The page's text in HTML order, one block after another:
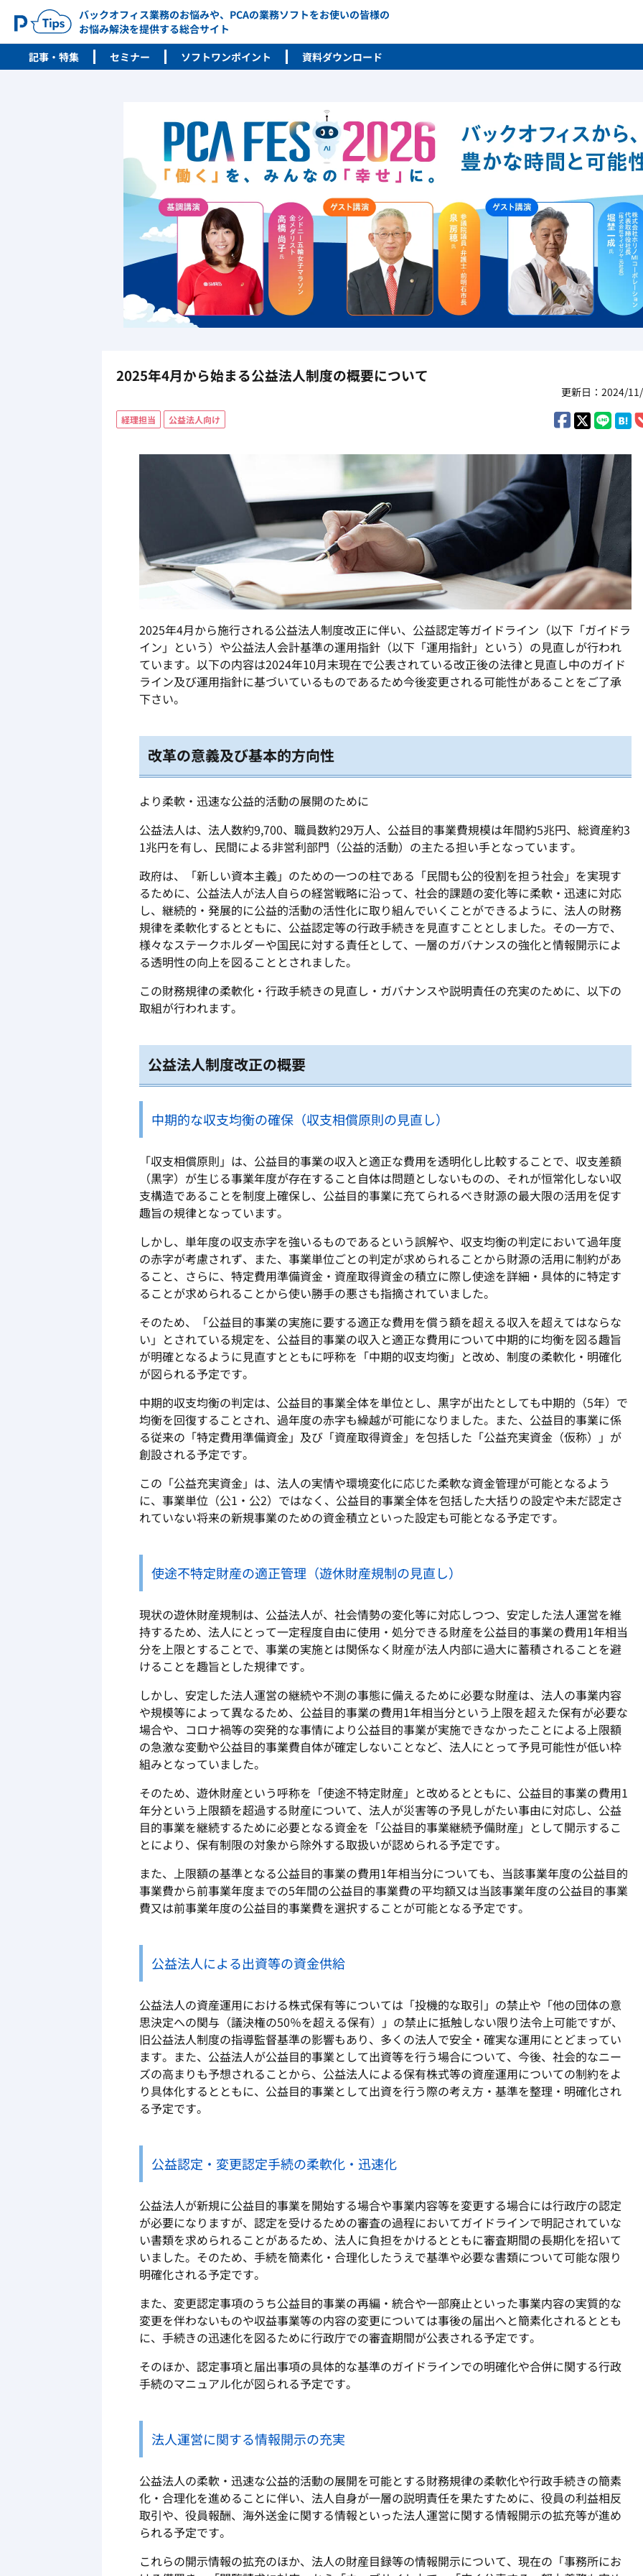
バックオフィス業務のお悩みや、PCAの業務ソフトをお使いの皆様の
お悩み解決を提供する総合サイト
記事・特集 セミナー ソフトワンポイント 資料ダウンロード
2025年4月から始まる公益法人制度の概要について
更新日：2024/
経理担当 公益法人向け
2025年4月から施行される公益法人制度改正に伴い、公益認定等ガイドライン（以下「ガイドラ
イン」という）や公益法人会計基準の運用指針（以下「運用指針」という）の見直しが行われ
ています。以下の内容は2024年10月末現在で公表されている改正後の法律と見直し中のガイド
ライン及び運用指針に基づいているものであるため今後変更される可能性があることをご了承
下さい。
改革の意義及び基本的方向性
より柔軟・迅速な公益的活動の展開のために
公益法人は、法人数約9,700、職員数約29万人、公益目的事業費規模は年間約5兆円、総資産約3
1兆円を有し、民間による非営利部門（公益的活動）の主たる担い手となっています。
政府は、「新しい資本主義」のための一つの柱である「民間も公的役割を担う社会」を実現す
るために、公益法人が法人自らの経営戦略に沿って、社会的課題の変化等に柔軟・迅速に対応
し、継続的・発展的に公益的活動の活性化に取り組んでいくことができるように、法人の財務
規律を柔軟化するとともに、公益認定等の行政手続きを見直すこととしました。その一方で、
様々なステークホルダーや国民に対する責任として、一層のガバナンスの強化と情報開示によ
る透明性の向上を図ることとされました。
この財務規律の柔軟化・行政手続きの見直し・ガバナンスや説明責任の充実のために、以下の
取組が行われます。
公益法人制度改正の概要
中期的な収支均衡の確保（収支相償原則の見直し）
「収支相償原則」は、公益目的事業の収入と適正な費用を透明化し比較することで、収支差額
（黒字）が生じる事業年度が存在すること自体は問題としないものの、それが恒常化しない収
支構造であることを制度上確保し、公益目的事業に充てられるべき財源の最大限の活用を促す
趣旨の規律となっています。
しかし、単年度の収支赤字を強いるものであるという誤解や、収支均衡の判定において過年度
の赤字が考慮されず、また、事業単位ごとの判定が求められることから財源の活用に制約があ
ること、さらに、特定費用準備資金・資産取得資金の積立に際し使途を詳細・具体的に特定す
ることが求められることから使い勝手の悪さも指摘されていました。
そのため、「公益目的事業の実施に要する適正な費用を償う額を超える収入を超えてはならな
い」とされている規定を、公益目的事業の収入と適正な費用について中期的に均衡を図る趣旨
が明確となるように見直すとともに呼称を「中期的収支均衡」と改め、制度の柔軟化・明確化
が図られる予定です。
中期的収支均衡の判定は、公益目的事業全体を単位とし、黒字が出たとしても中期的（5年）で
均衡を回復することされ、過年度の赤字も繰越が可能になりました。また、公益目的事業に係
る従来の「特定費用準備資金」及び「資産取得資金」を包括した「公益充実資金（仮称）」が
創設される予定です。
この「公益充実資金」は、法人の実情や環境変化に応じた柔軟な資金管理が可能となるよう
に、事業単位（公1 ・公2）ではなく、公益目的事業全体を包括した大括りの設定や未だ認定さ
れていない将来の新規事業のための資金積立といった設定も可能となる予定です。
使途不特定財産の適正管理（遊休財産規制の見直し）
現状の遊休財産規制は、公益法人が、社会情勢の変化等に対応しつつ、安定した法人運営を維
持するため、法人にとって一定程度自由に使用・処分できる財産を公益目的事業の費用1年相当
分を上限とすることで、事業の実施とは関係なく財産が法人内部に過大に蓄積されることを避
けることを趣旨とした規律です。
しかし、安定した法人運営の継続や不測の事態に備えるために必要な財産は、法人の事業内容
や規模等によって異なるため、公益目的事業の費用1年相当分という上限を超えた保有が必要な
場合や、コロナ禍等の突発的な事情により公益目的事業が実施できなかったことによる上限額
の急激な変動や公益目的事業費自体が確定しないことなど、法人にとって予見可能性が低い枠
組みとなっていました。
そのため、遊休財産という呼称を「使途不特定財産」と改めるとともに、公益目的事業の費用1
年分という上限額を超過する財産について、法人が災害等の予見しがたい事由に対応し、公益
目的事業を継続するために必要となる資金を「公益目的事業継続予備財産」として開示するこ
とにより、保有制限の対象から除外する取扱いが認められる予定です。
また、上限額の基準となる公益目的事業の費用1年相当分についても、当該事業年度の公益目的
事業費から前事業年度までの5年間の公益目的事業費の平均額又は当該事業年度の公益目的事業
費又は前事業年度の公益目的事業費を選択することが可能となる予定です。
公益法人による出資等の資金供給
公益法人の資産運用における株式保有等については「投機的な取引」の禁止や「他の団体の意
思決定への関与（議決権の50％を超える保有）」の禁止に抵触しない限り法令上可能ですが、
旧公益法人制度の指導監督基準の影響もあり、多くの法人で安全・確実な運用にとどまってい
ます。また、公益法人が公益目的事業として出資等を行う場合について、今後、社会的なニー
ズの高まりも予想されることから、公益法人による保有株式等の資産運用についての制約をよ
り具体化するとともに、公益目的事業として出資を行う際の考え方・基準を整理・明確化され
る予定です。
公益認定・変更認定手続の柔軟化・迅速化
公益法人が新規に公益目的事業を開始する場合や事業内容等を変更する場合には行政庁の認定
が必要になりますが、認定を受けるための審査の過程においてガイドラインで明記されていな
い書類を求められることがあるため、法人に負担をかけるとともに審査期間の長期化を招いて
いました。そのため、手続を簡素化・合理化したうえで基準や必要な書類について可能な限り
明確化される予定です。
また、変更認定事項のうち公益目的事業の再編・統合や一部廃止といった事業内容の実質的な
変更を伴わないものや収益事業等の内容の変更については事後の届出へと簡素化されるととも
に、手続きの迅速化を図るために行政庁での審査期間が公表される予定です。
そのほか、認定事項と届出事項の具体的な基準のガイドラインでの明確化や合併に関する行政
手続のマニュアル化が図られる予定です。
法人運営に関する情報開示の充実
公益法人の柔軟・迅速な公益的活動の展開を可能とする財務規律の柔軟化や行政手続きの簡素
化・合理化を進めることに伴い、法人自身が一層の説明責任を果たすために、役員の利益相反
取引や、役員報酬、海外送金に関する情報といった法人運営に関する情報開示の拡充等が進め
られる予定です。
これらの開示情報の拡充のほか、法人の財産目録等の情報開示について、現在の「事務所にお